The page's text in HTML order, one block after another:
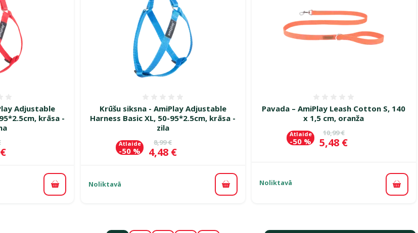
Adjustable
krāsa -
cena
Pievienot grozam
Krūšu siksna - AmiPlay Adjustable
Harness Basic XL, 50-95*2.5cm, krāsa -
zila
Oriģinālā cena
8,99 €
Cena
4,48 €
Atlaide
-50 %
Noliktavā Pievienot grozam
Pavada – AmiPlay Leash Cotton S, 140
x 1,5 cm, oranža
Oriģinālā cena
10,99 €
Cena
5,48 €
Atlaide
-50 %
Noliktavā